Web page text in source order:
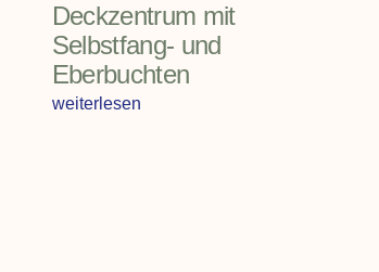
Deckzentrum mit
Selbstfang- und
Eberbuchten
weiterlesen